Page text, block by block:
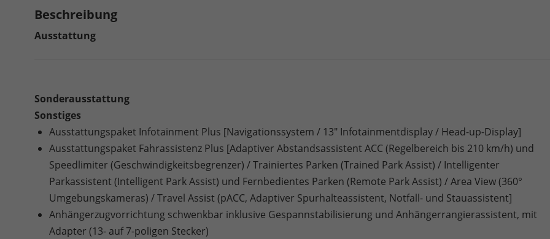
Beschreibung
Ausstattung
Sonderausstattung
Sonstiges
Ausstattungspaket Infotainment Plus [Navigationssystem / 13" Infotainmentdisplay / Head-up-Display]
Ausstattungspaket Fahrassistenz Plus [Adaptiver Abstandsassistent ACC (Regelbereich bis 210 km/h) und
Speedlimiter (Geschwindigkeitsbegrenzer) / Trainiertes Parken (Trained Park Assist) / Intelligenter
Parkassistent (Intelligent Park Assist) und Fernbedientes Parken (Remote Park Assist) / Area View (360°
Umgebungskameras) / Travel Assist (pACC, Adaptiver Spurhalteassistent, Notfall- und Stauassistent]
Anhängerzugvorrichtung schwenkbar inklusive Gespannstabilisierung und Anhängerrangierassistent, mit
Adapter (13- auf 7-poligen Stecker)